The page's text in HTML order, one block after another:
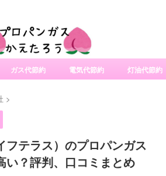
ガス代節約 電気代節約 灯油代節約
>
フテラス）のプロパンガス
い？評判、口コミまとめ